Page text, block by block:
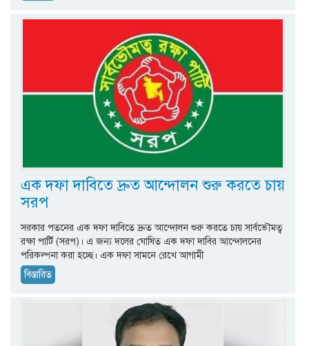
এক দফা দাবিতে দ্রুত আন্দোলন শুরু করতে চায়
সরপ
সরকার পতনের এক দফা দাবিতে দ্রুত আন্দোলন শুরু করতে চায় সার্বভৌমত্ব
রক্ষা পার্টি (সরপ)। এ জন্য দলের ঘোষিত এক দফা দাবির আন্দোলনের
পরিকল্পনা করা হচ্ছে। এক দফা সামনে রেখে আগামী
বিস্তারিত